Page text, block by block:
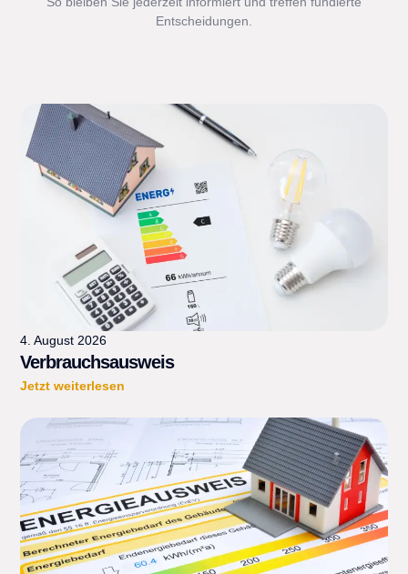
Entscheidungen.
4. August 2026
Verbrauchsausweis
Jetzt weiterlesen